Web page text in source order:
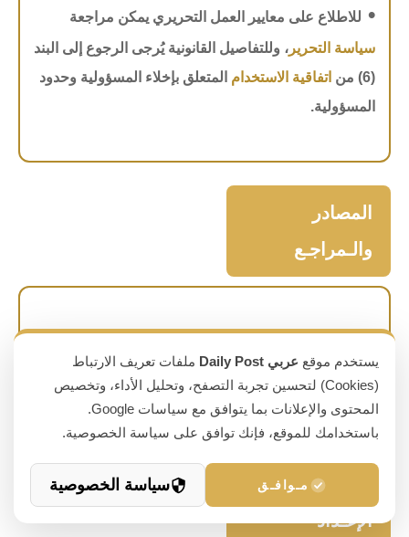
• للاطلاع على معايير العمل التحريري يمكن مراجعة
سياسة التحرير ، وللتفاصيل القانونية يُرجى الرجوع إلى البند
(6) من
اتفاقية الاستخدام المتعلق بإخلاء المسؤولية وحدود
المسؤولية.
المصادر
والـمراجـع
• مقال منشور بتاريخ 2021/09/09م في موقع Enerpac.
• مقال منشور على موقع Britannica.
الإعـداد
يستخدم موقع عربي Daily Post
ملفات تعريف الارتباط
(Cookies) لتحسين تجربة التصفح، وتحليل الأداء، وتخصيص
المحتوى والإعلانات بما يتوافق مع سياسات Google.
باستخدامك للموقع، فإنك توافق على سياسة الخصوصية.
مـوافـق سياسة الخصوصية